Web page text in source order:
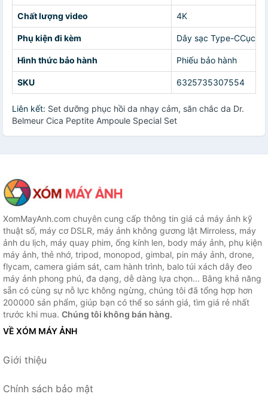
Chất lượng video 4K
Phụ kiện đi kèm Dây sạc Type-CCục
Hình thức bảo hành Phiếu bảo hành
SKU 6325735307554
Liên kết: Set dưỡng phục hồi da nhạy cảm, săn chắc da Dr.
Belmeur Cica Peptite Ampoule Special Set
XomMayAnh.com chuyên cung cấp thông tin giá cả máy ảnh kỹ
thuật số, máy cơ DSLR, máy ảnh không gương lật Mirroless, máy
ảnh du lịch, máy quay phim, ống kính len, body máy ảnh, phụ kiện
máy ảnh, thẻ nhớ, tripod, monopod, gimbal, pin máy ảnh, drone,
flycam, camera giám sát, cam hành trình, balo túi xách dây đeo
máy ảnh phong phú, đa dạng, dễ dàng lựa chọn... Bằng khả năng
sẵn có cùng sự nỗ lực không ngừng, chúng tôi đã tổng hợp hơn
200000 sản phẩm, giúp bạn có thể so sánh giá, tìm giá rẻ nhất
trước khi mua. Chúng tôi không bán hàng.
VỀ XÓM MÁY ẢNH
Giới thiệu
Chính sách bảo mật